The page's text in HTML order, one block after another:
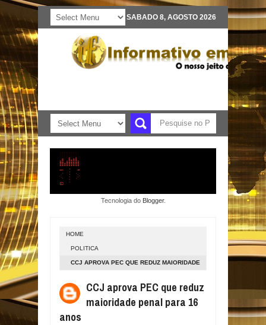
SABADO 8, AGOSTO 2026
Tecnologia do Blogger.
HOME
POLITICA
CCJ APROVA PEC QUE REDUZ MAIORIDADE
CCJ aprova PEC que reduz
maioridade penal para 16
anos